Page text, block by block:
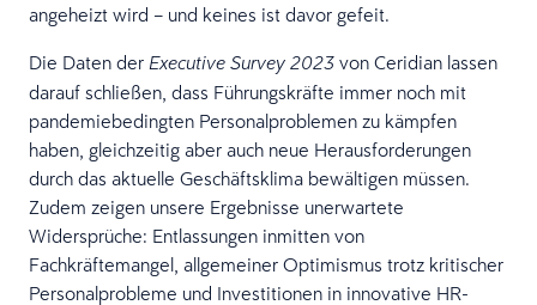
angeheizt wird – und keines ist davor gefeit.
Die Daten der Executive Survey 2023 von Ceridian lassen
darauf schließen, dass Führungskräfte immer noch mit
pandemiebedingten Personalproblemen zu kämpfen
haben, gleichzeitig aber auch neue Herausforderungen
durch das aktuelle Geschäftsklima bewältigen müssen.
Zudem zeigen unsere Ergebnisse unerwartete
Widersprüche: Entlassungen inmitten von
Fachkräftemangel, allgemeiner Optimismus trotz kritischer
Personalprobleme und Investitionen in innovative HR-